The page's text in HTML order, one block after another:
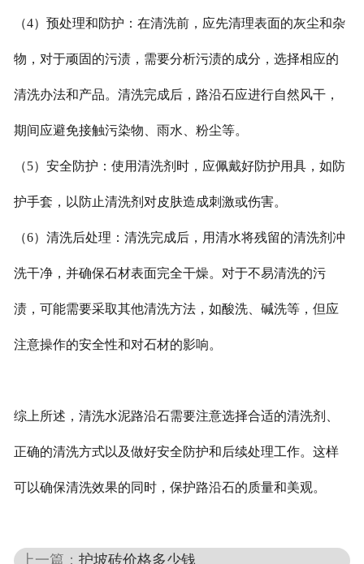
（4）预处理和防护：在清洗前，应先清理表面的灰尘和杂
物，对于顽固的污渍，需要分析污渍的成分，选择相应的
清洗办法和产品。清洗完成后，路沿石应进行自然风干，
期间应避免接触污染物、雨水、粉尘等。
（5）安全防护：使用清洗剂时，应佩戴好防护用具，如防
护手套，以防止清洗剂对皮肤造成刺激或伤害。
（6）清洗后处理：清洗完成后，用清水将残留的清洗剂冲
洗干净，并确保石材表面完全干燥。对于不易清洗的污
渍，可能需要采取其他清洗方法，如酸洗、碱洗等，但应
注意操作的安全性和对石材的影响。
综上所述，清洗水泥路沿石需要注意选择合适的清洗剂、
正确的清洗方式以及做好安全防护和后续处理工作。这样
可以确保清洗效果的同时，保护路沿石的质量和美观。
上一篇：护坡砖价格多少钱